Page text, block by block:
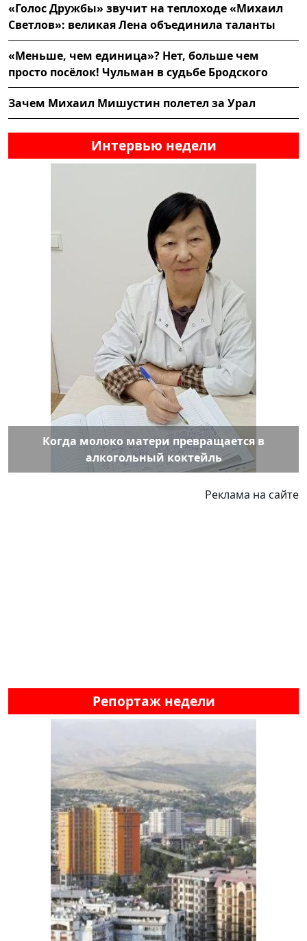
«Голос Дружбы» звучит на теплоходе «Михаил
Светлов»: великая Лена объединила таланты
«Меньше, чем единица»? Нет, больше чем
просто посёлок! Чульман в судьбе Бродского
Зачем Михаил Мишустин полетел за Урал
Интервью недели
Когда молоко матери превращается в
алкогольный коктейль
Реклама на сайте
Репортаж недели